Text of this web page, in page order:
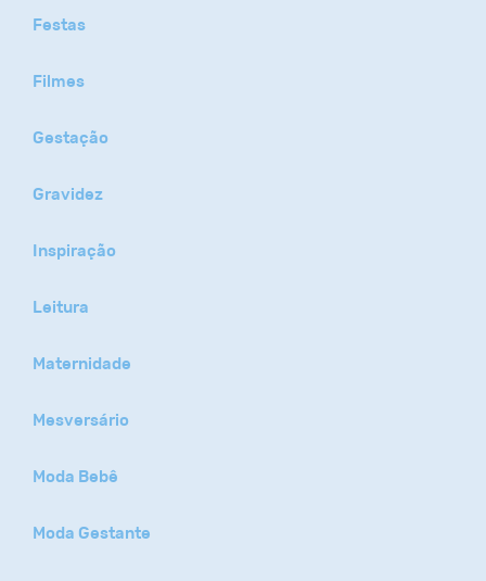
Festas
Filmes
Gestação
Gravidez
Inspiração
Leitura
Maternidade
Mesversário
Moda Bebê
Moda Gestante